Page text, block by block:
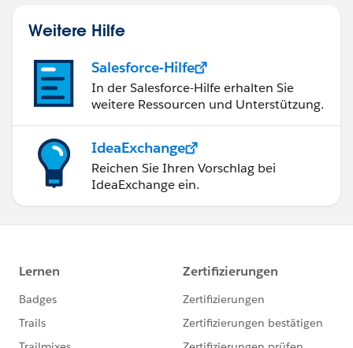
Weitere Hilfe
Salesforce-Hilfe
In der Salesforce-Hilfe erhalten Sie
weitere Ressourcen und Unterstützung.
IdeaExchange
Reichen Sie Ihren Vorschlag bei
IdeaExchange ein.